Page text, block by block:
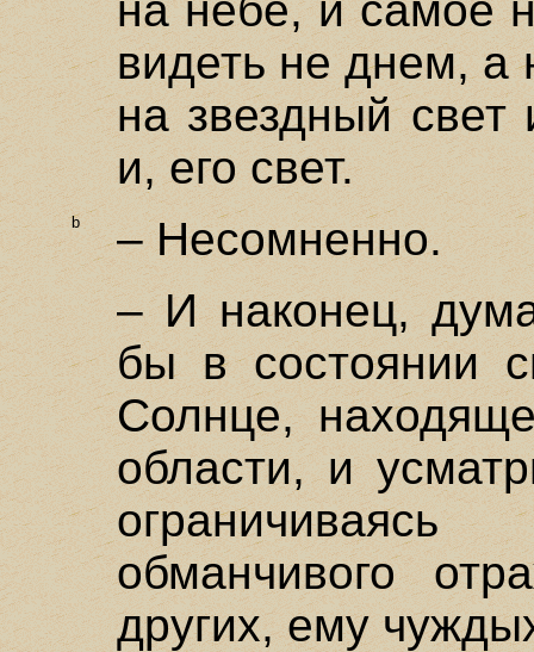
видеть не днем, а
на звездный
и, его свет.
b
– Несомненно.
– И наконец,
бы в состоянии
Солнце,
области, и
обманчивого
других, ему